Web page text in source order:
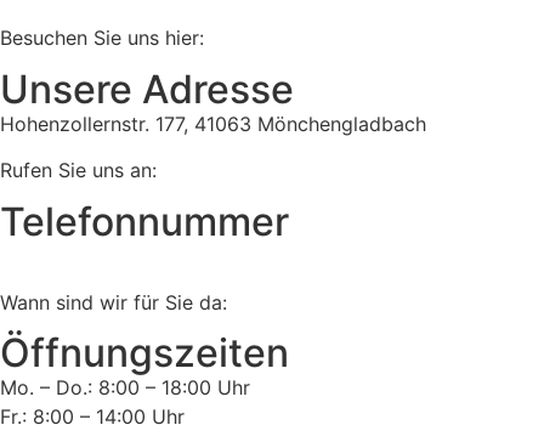
Besuchen Sie uns hier:
Unsere Adresse
Hohenzollernstr. 177, 41063 Mönchengladbach
Rufen Sie uns an:
Telefonnummer
Wann sind wir für Sie da:
Öffnungszeiten
Mo. – Do.: 8:00 – 18:00 Uhr
Fr.: 8:00 – 14:00 Uhr